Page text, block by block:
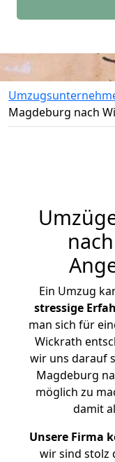
Magdeburg nach
Ein Umzug
stressige
man sich für
Wickrath
wir uns darauf
Magdeburg
möglich zu
damit
Unsere Firma
wir sind stolz